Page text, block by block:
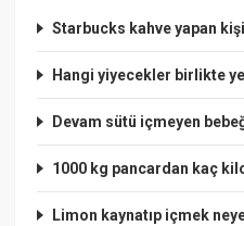
Starbucks kahve yapan
Hangi yiyecekler birlikte
Devam sütü içmeyen
1000 kg pancardan kaç
Limon kaynatıp içmek